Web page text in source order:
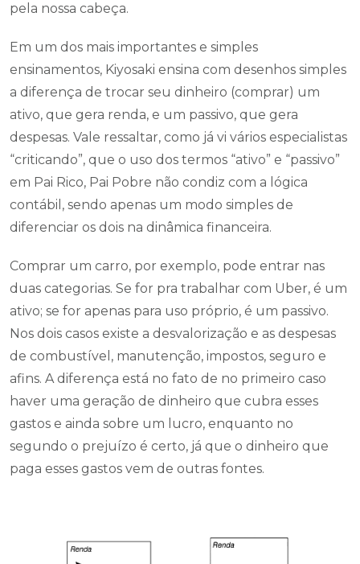
pela nossa cabeça.
Em um dos mais importantes e simples
ensinamentos, Kiyosaki ensina com desenhos simples
a diferença de trocar seu dinheiro (comprar) um
ativo, que gera renda, e um passivo, que gera
despesas. Vale ressaltar, como já vi vários especialistas
“criticando”, que o uso dos termos “ativo” e “passivo”
em Pai Rico, Pai Pobre não condiz com a lógica
contábil, sendo apenas um modo simples de
diferenciar os dois na dinâmica financeira.
Comprar um carro, por exemplo, pode entrar nas
duas categorias. Se for pra trabalhar com Uber, é um
ativo; se for apenas para uso próprio, é um passivo.
Nos dois casos existe a desvalorização e as despesas
de combustível, manutenção, impostos, seguro e
afins. A diferença está no fato de no primeiro caso
haver uma geração de dinheiro que cubra esses
gastos e ainda sobre um lucro, enquanto no
segundo o prejuízo é certo, já que o dinheiro que
paga esses gastos vem de outras fontes.